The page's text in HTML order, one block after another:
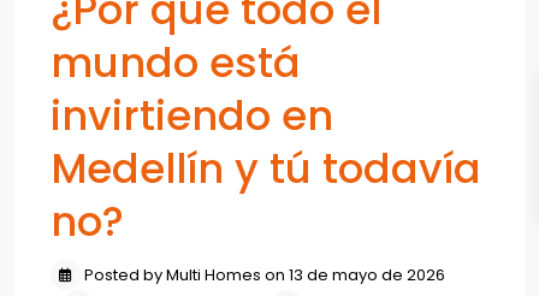
mundo está
invirtiendo en
Medellín y tú todavía
no?
Posted by Multi Homes on 13 de mayo de 2026